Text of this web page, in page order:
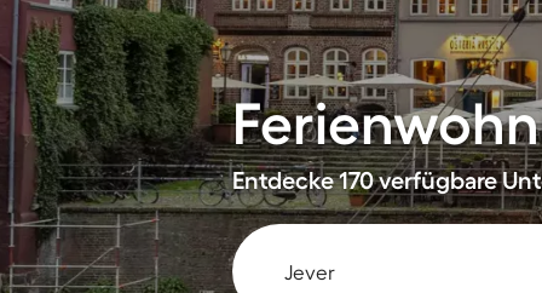
Entdecke 170 verfügbare